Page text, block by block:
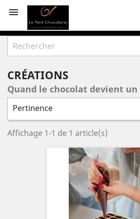

CRÉATIONS
Quand le chocolat devient un
Pertinence
Affichage 1-1 de 1 article(s)